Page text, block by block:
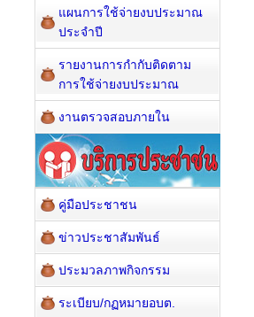
แผนการใช้จ่ายงบประมาณ
ประจำปี
รายงานการกำกับติดตาม
การใช้จ่ายงบประมาณ
งานตรวจสอบภายใน
คู่มือประชาชน
ข่าวประชาสัมพันธ์
ประมวลภาพกิจกรรม
ระเบียบ/กฏหมายอบต.